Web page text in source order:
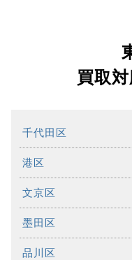
買取
千代田区
港区
文京区
墨田区
品川区